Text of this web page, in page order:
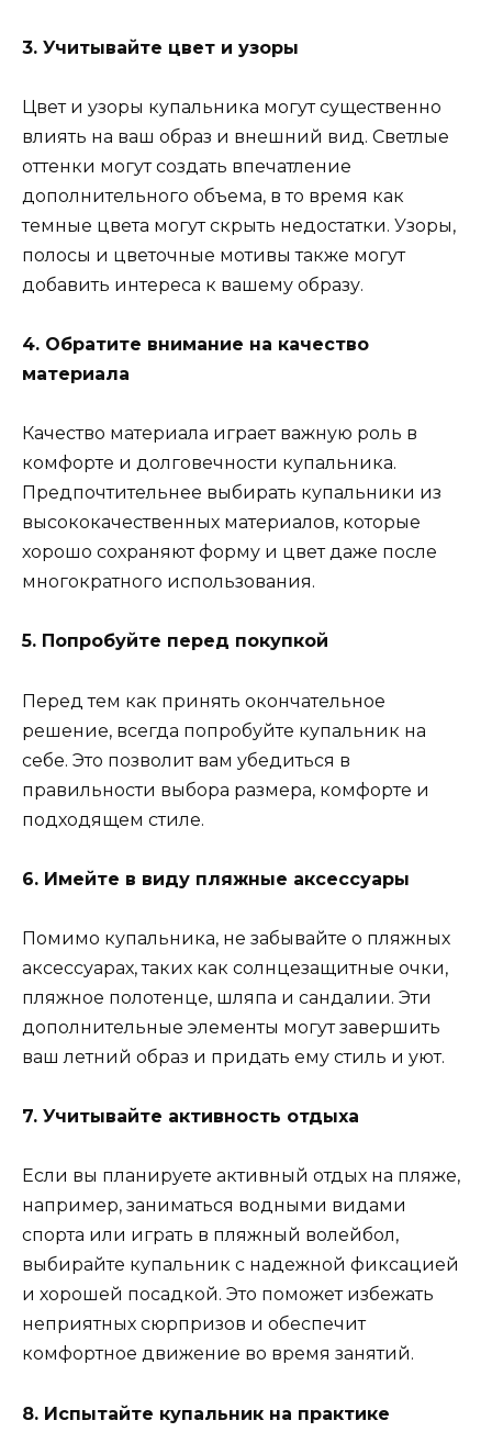
3. Учитывайте цвет и узоры
Цвет и узоры купальника могут существенно
влиять на ваш образ и внешний вид. Светлые
оттенки могут создать впечатление
дополнительного объема, в то время как
темные цвета могут скрыть недостатки. Узоры,
полосы и цветочные мотивы также могут
добавить интереса к вашему образу.
4. Обратите внимание на качество
материала
Качество материала играет важную роль в
комфорте и долговечности купальника.
Предпочтительнее выбирать купальники из
высококачественных материалов, которые
хорошо сохраняют форму и цвет даже после
многократного использования.
5. Попробуйте перед покупкой
Перед тем как принять окончательное
решение, всегда попробуйте купальник на
себе. Это позволит вам убедиться в
правильности выбора размера, комфорте и
подходящем стиле.
6. Имейте в виду пляжные аксессуары
Помимо купальника, не забывайте о пляжных
аксессуарах, таких как солнцезащитные очки,
пляжное полотенце, шляпа и сандалии. Эти
дополнительные элементы могут завершить
ваш летний образ и придать ему стиль и уют.
7. Учитывайте активность отдыха
Если вы планируете активный отдых на пляже,
например, заниматься водными видами
спорта или играть в пляжный волейбол,
выбирайте купальник с надежной фиксацией
и хорошей посадкой. Это поможет избежать
неприятных сюрпризов и обеспечит
комфортное движение во время занятий.
8. Испытайте купальник на практике